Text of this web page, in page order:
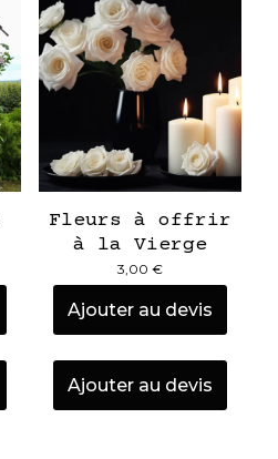
sur
la
du
Fleurs à offrir
à la Vierge
3,00 €
Ajouter au devis
Ajouter au devis